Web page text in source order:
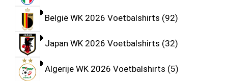
België WK 2026 Voetbalshirts 92
Japan WK 2026 Voetbalshirts 32
Algerije WK 2026 Voetbalshirts 5